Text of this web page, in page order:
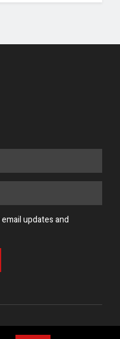
updates and
Contatto Privacy Policy